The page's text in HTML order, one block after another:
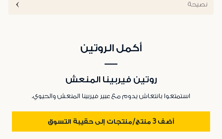
نصيحة
أكمل الروتين
روتين فيربينا المنعش
استمتعوا بانتعاش يدوم مع عبير فيربينا المنعش والحيوي.
أضف 3 منتج/منتجات إلى حقيبة التسوق